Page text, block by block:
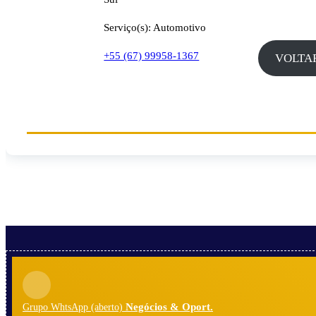
Serviço(s): Automotivo
+55 (67) 99958-1367
Grupo WhtsApp (aberto) Negócios & Oport.